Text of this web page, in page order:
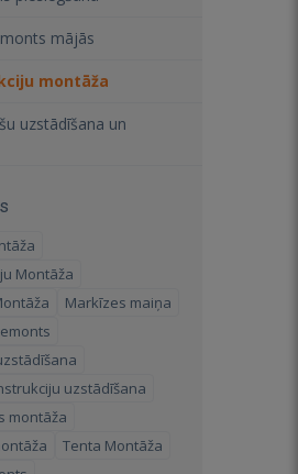
mājās
montāža
uzstādīšana un
Montāža
Markīzes maiņa
uzstādīšana
montāža
Tenta Montāža